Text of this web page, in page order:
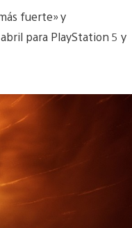
fuerte» y
para PlayStation 5 y